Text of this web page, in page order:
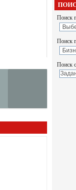
Поиск
Поиск
Поиск